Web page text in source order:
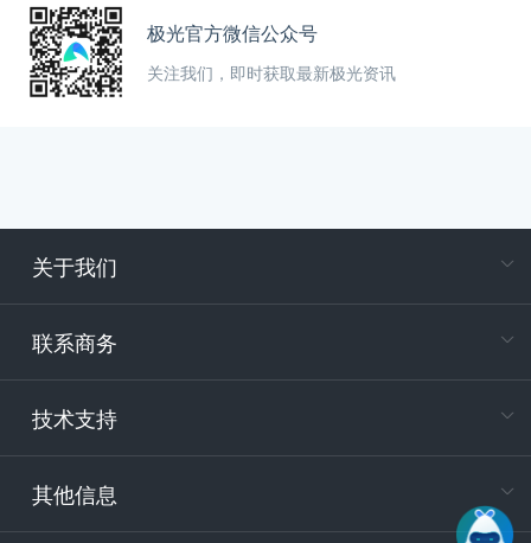
极光官方微信公众号
关注我们，即时获取最新极光资讯
关于我们
联系商务
技术支持
其他信息
电
400-
技